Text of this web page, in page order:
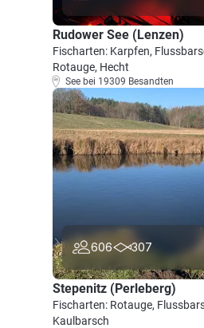
Rudower See (Lenzen)
Fischarten: Karpfen,
Rotauge, Hecht
See bei 19309 Besandten
606 307
Stepenitz (Perleberg)
Fischarten: Rotauge,
Kaulbarsch